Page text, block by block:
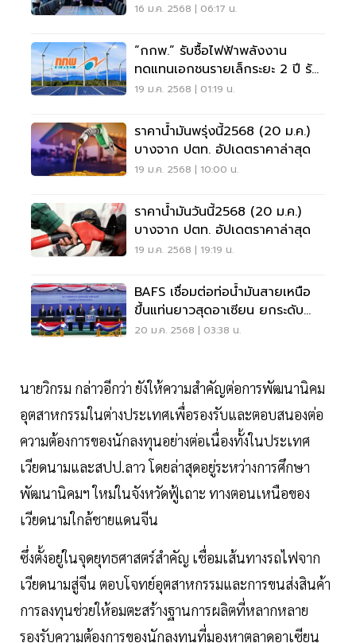
16 ม.ค. 2568 | 06:17 น.
“กกพ.” รับซื้อไฟฟ้าพลังงาน
ทดแทนเอกชนรายเล็กระยะ 2 ปี รับ
สถานการณ์ฉุกเฉิน
19 ม.ค. 2568 | 01:19 น.
ราคาน้ำมันพรุ่งนี้2568 (20 ม.ค.)
บางจาก ปตท. อัปเดตราคาล่าสุด
19 ม.ค. 2568 | 10:00 น.
ราคาน้ำมันวันนี้2568 (20 ม.ค.)
บางจาก ปตท. อัปเดตราคาล่าสุด
19 ม.ค. 2568 | 19:19 น.
BAFS เชื่อมต่อท่อน้ำมันสายเหนือ
ขึ้นแท่นยาวสุดอาเซียน ยกระดับ
ขนส่งภูมิภาค
20 ม.ค. 2568 | 03:38 น.
นายวิกรม กล่าวอีกว่า ยังให้ความสำคัญต่อการพัฒนานิคม
อุตสาหกรรมในต่างประเทศเพื่อรองรับและตอบสนองต่อ
ความต้องการของนักลงทุนอย่างต่อเนื่องทั้งในประเทศ
เวียดนามและสปป.ลาว โดยล่าสุดอยู่ระหว่างการศึกษา
พัฒนานิคมฯ ใหม่ในจังหวัดฟู้เถาะ ทางตอนเหนือของ
เวียดนามใกล้ชายแดนจีน
ซึ่งตั้งอยู่ในจุดยุทธศาสตร์สำคัญ เชื่อมเส้นทางรถไฟจาก
เวียดนามสู่จีน ตอบโจทย์อุตสาหกรรมและการขนส่งสินค้า
การลงทุนช่วยให้อมตะสร้างฐานการผลิตที่หลากหลาย
รองรับความต้องการของนักลงทุนที่มองหาตลาดอาเซียน